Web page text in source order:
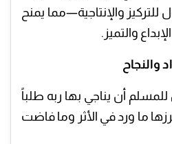
للتركيز والإنتاجية—مما يمنح
والتميز.
والنجاح
للمسلم أن يناجي بها ربه طلباً
ما ورد في الأثر وما فاضت